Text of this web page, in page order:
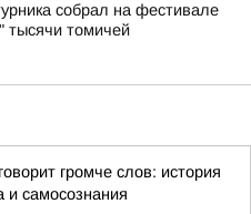
собрал на фестивале
тысячи томичей
громче слов: история
и самосознания